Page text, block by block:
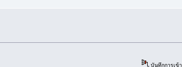
บันทึกการเข้า